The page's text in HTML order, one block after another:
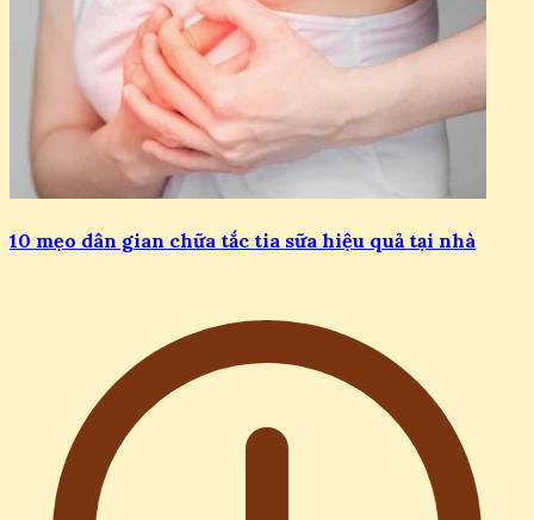
10 mẹo dân gian chữa tắc tia sữa hiệu quả tại nhà